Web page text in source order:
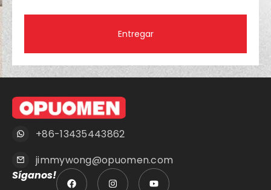
Entregar
+86-13435443862
jimmywong@opuomen.com
Síganos!